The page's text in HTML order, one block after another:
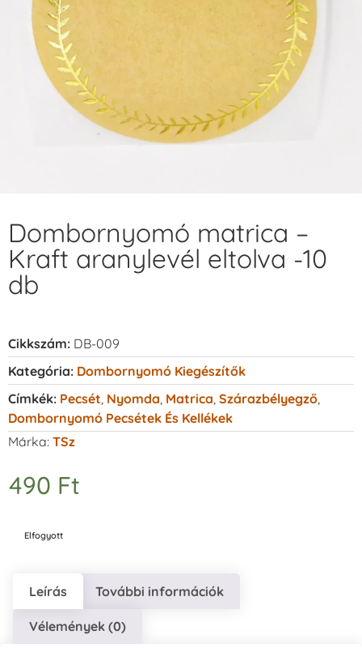
Dombornyomó matrica –
Kraft aranylevél eltolva -10
db
Cikkszám: DB-009
Kategória: Dombornyomó Kiegészítők
Címkék: Pecsét Nyomda Matrica Szárazbélyegző
Dombornyomó Pecsétek És Kellékek
Márka: TSz
490 Ft
Elfogyott
Leírás További információk
Vélemények (0)